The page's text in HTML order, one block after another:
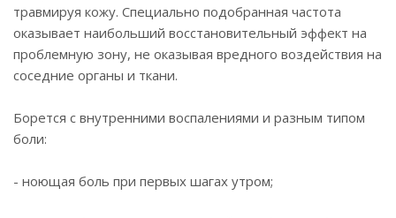
травмируя кожу. Специально подобранная частота
оказывает наибольший восстановительный эффект на
проблемную зону, не оказывая вредного воздействия на
соседние органы и ткани.
Борется с внутренними воспалениями и разным типом
боли:
- ноющая боль при первых шагах утром;